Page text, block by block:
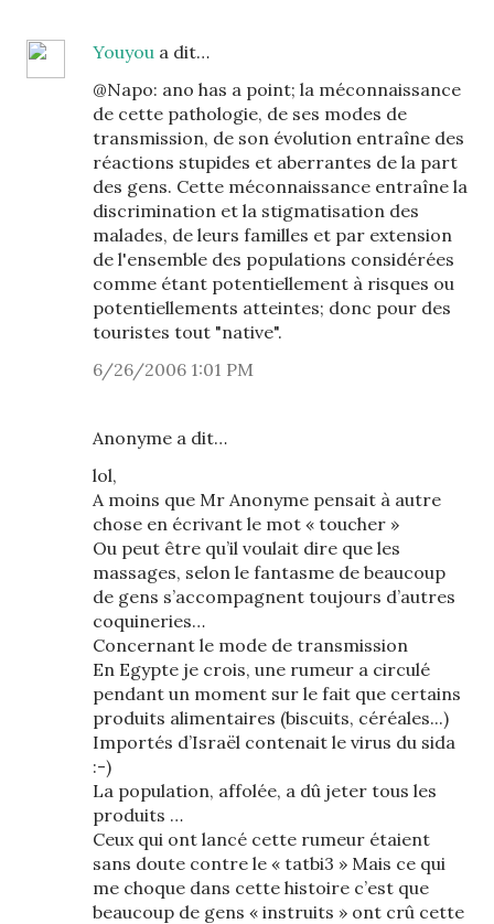
Youyou a dit…
@Napo: ano has a point; la méconnaissance
de cette pathologie, de ses modes de
transmission, de son évolution entraîne des
réactions stupides et aberrantes de la part
des gens. Cette méconnaissance entraîne la
discrimination et la stigmatisation des
malades, de leurs familles et par extension
de l'ensemble des populations considérées
comme étant potentiellement à risques ou
potentiellements atteintes; donc pour des
touristes tout "native".
6/26/2006 1:01 PM
Anonyme a dit…
lol,
A moins que Mr Anonyme pensait à autre
chose en écrivant le mot « toucher »
Ou peut être qu’il voulait dire que les
massages, selon le fantasme de beaucoup
de gens s’accompagnent toujours d’autres
coquineries…
Concernant le mode de transmission
En Egypte je crois, une rumeur a circulé
pendant un moment sur le fait que certains
produits alimentaires (biscuits, céréales...)
Importés d’Israël contenait le virus du sida
:-)
La population, affolée, a dû jeter tous les
produits …
Ceux qui ont lancé cette rumeur étaient
sans doute contre le « tatbi3 » Mais ce qui
me choque dans cette histoire c’est que
beaucoup de gens « instruits » ont crû cette